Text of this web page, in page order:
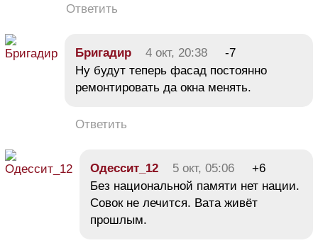
Ответить
Бригадир 4 окт, 20:38
-7
Ну будут теперь фасад постоянно
ремонтировать да окна менять.
Ответить
Одессит_12 5 окт, 05:06
+6
Без национальной памяти нет нации.
Совок не лечится. Вата живёт
прошлым.